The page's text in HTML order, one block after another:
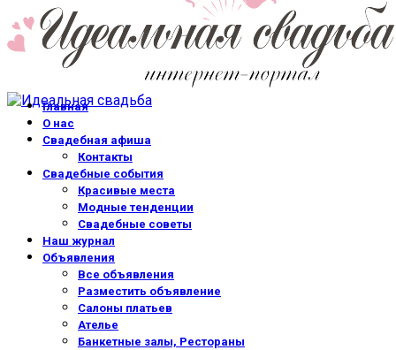
Главная
О нас
Свадебная афиша
Контакты
Свадебные события
Красивые места
Модные тенденции
Свадебные советы
Наш журнал
Объявления
Все объявления
Разместить объявление
Салоны платьев
Ателье
Банкетные залы, Рестораны